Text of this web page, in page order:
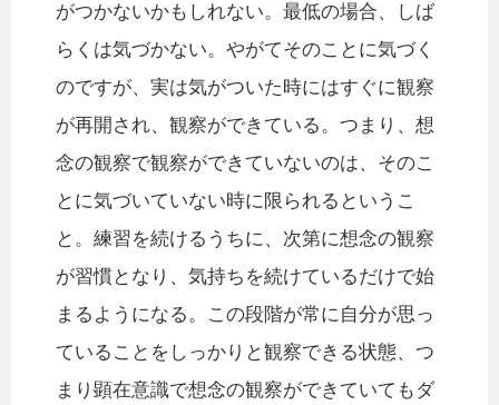
がつかないかもしれない。最低の場合、しば
らくは気づかない。やがてそのことに気づく
のですが、実は気がついた時にはすぐに観察
が再開され、観察ができている。つまり、想
念の観察で観察ができていないのは、そのこ
とに気づいていない時に限られるというこ
と。練習を続けるうちに、次第に想念の観察
が習慣となり、気持ちを続けているだけで始
まるようになる。この段階が常に自分が思っ
ていることをしっかりと観察できる状態、つ
まり顕在意識で想念の観察ができていてもダ